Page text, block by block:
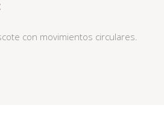
con movimientos circulares.